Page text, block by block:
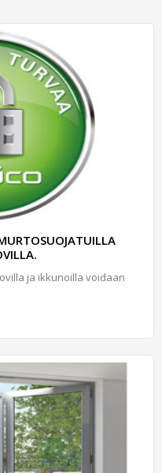
ja ikkunoilla voidaan